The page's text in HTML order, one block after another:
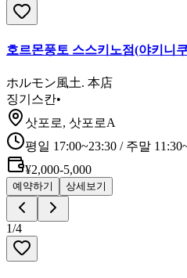
호르몬풍토 스스키노점(야키니
ホルモン風土. 本店
징기스칸•
삿포로, 삿포로A
평일 17:00~23:30 / 주말
¥2,000-5,000
예약하기 상세보기
1/4